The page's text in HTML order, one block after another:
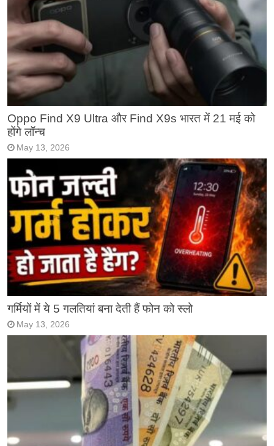
Oppo Find X9 Ultra और Find X9s भारत में 21 मई को
होंगे लॉन्च
May 13, 2026
गर्मियों में ये 5 गलतियां बना देती हैं फोन को स्लो
May 13, 2026